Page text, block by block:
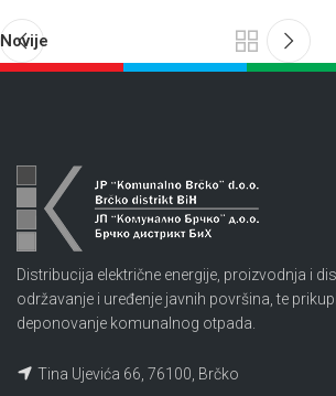
Novije
Distribucija električne energije, proizvodnja i
održavanje i uređenje javnih površina, te
deponovanje komunalnog otpada.
Tina Ujevića 66, 76100, Brčko